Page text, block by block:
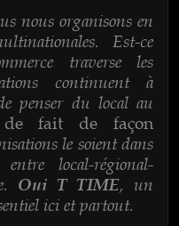
nous organisons en
Est-ce
traverse les
continuent à
penser du local au
fait de façon
le soient dans
local-régional-
Oui T TIME, un
ici et partout.